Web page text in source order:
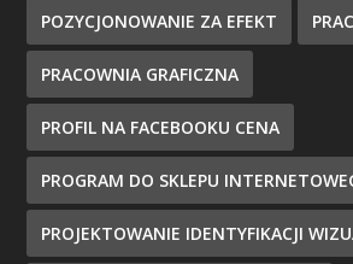
POZYCJONOWANIE ZA EFEKT
PRACOWNIA GRAFICZNA
PROFIL NA FACEBOOKU CENA
PROGRAM DO SKLEPU
PROJEKTOWANIE IDENTYFIKACJI